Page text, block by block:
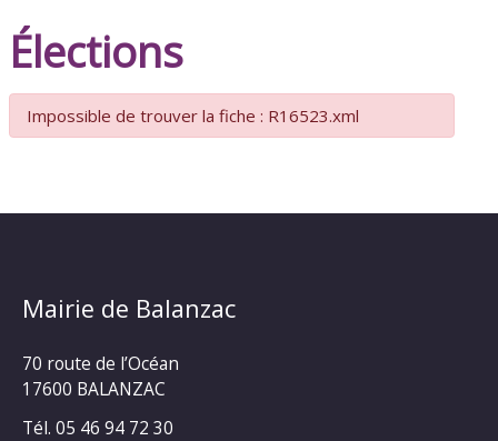
Élections
Impossible de trouver la fiche : R16523.xml
Mairie de Balanzac
70 route de l’Océan
17600 BALANZAC
Tél. 05 46 94 72 30